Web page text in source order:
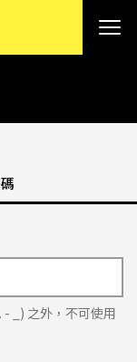
_) 之外，不可使用